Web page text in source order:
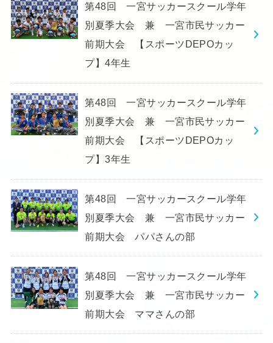
第48回 一宮サッカースクール学年
別夏季大会 兼 一宮市民サッカー
前期大会 【スポーツDEPOカッ
プ】4年生
第48回 一宮サッカースクール学年
別夏季大会 兼 一宮市民サッカー
前期大会 【スポーツDEPOカッ
プ】3年生
第48回 一宮サッカースクール学年
別夏季大会 兼 一宮市民サッカー
前期大会 パパさんの部
第48回 一宮サッカースクール学年
別夏季大会 兼 一宮市民サッカー
前期大会 ママさんの部